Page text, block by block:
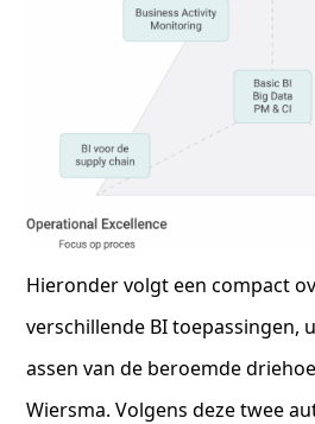
Hieronder volgt een compact
verschillende BI toepassingen,
assen van de beroemde
Wiersma. Volgens deze twee